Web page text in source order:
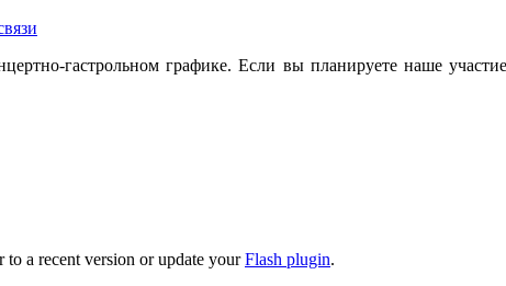
гастрольном графике. Если вы планируете наше
a recent version or update yourFlash plugin.